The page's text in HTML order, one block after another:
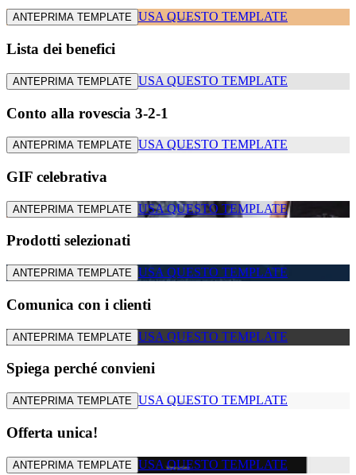
ANTEPRIMA TEMPLATE USA QUESTO TEMPLATE
Lista dei benefici
ANTEPRIMA TEMPLATE USA QUESTO TEMPLATE
Conto alla rovescia 3-2-1
ANTEPRIMA TEMPLATE USA QUESTO TEMPLATE
GIF celebrativa
ANTEPRIMA TEMPLATE USA QUESTO TEMPLATE
Prodotti selezionati
ANTEPRIMA TEMPLATE USA QUESTO TEMPLATE
Comunica con i clienti
ANTEPRIMA TEMPLATE USA QUESTO TEMPLATE
Spiega perché convieni
ANTEPRIMA TEMPLATE USA QUESTO TEMPLATE
Offerta unica!
ANTEPRIMA TEMPLATE USA QUESTO TEMPLATE